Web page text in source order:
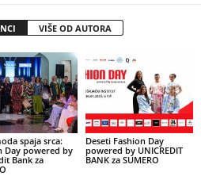
VIŠE OD AUTORA
spaja srca:
Day powered by
Bank za
Deseti Fashion Day
powered by UNICREDIT
BANK za SUMERO